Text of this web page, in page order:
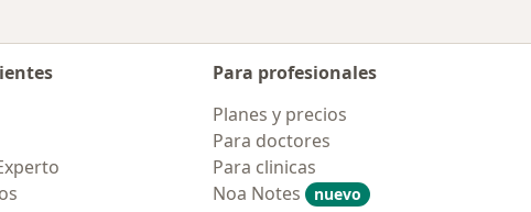
Para profesionales
Planes y precios
Para doctores
Para clinicas
Noa Notes
nuevo